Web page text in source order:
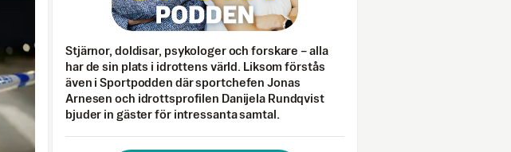
Stjärnor, doldisar, psykologer och forskare – alla
har de sin plats i idrottens värld. Liksom förstås
även i Sportpodden där sportchefen Jonas
Arnesen och idrottsprofilen Danijela Rundqvist
bjuder in gäster för intressanta samtal.